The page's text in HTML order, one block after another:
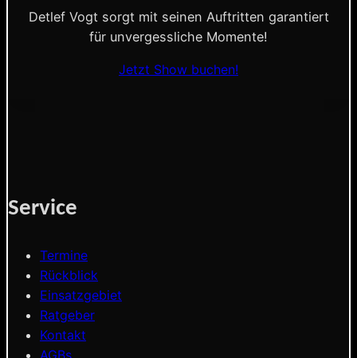
Detlef Vogt sorgt mit seinen Auftritten garantiert
für unvergessliche Momente!
Jetzt Show buchen!
Service
Termine
Rückblick
Einsatzgebiet
Ratgeber
Kontakt
AGBs